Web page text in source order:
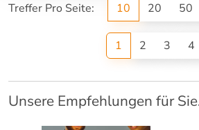
Treffer Pro Seite: 10 20 50
1 (current)
2 3 4
Unsere Empfehlungen für